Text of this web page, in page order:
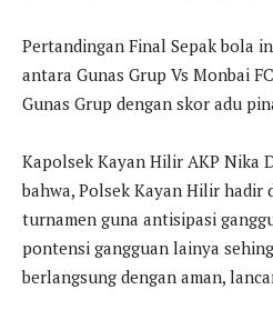
Pertandingan Final Sepak bola
antara Gunas Grup Vs Monbai
Gunas Grup dengan skor adu
Kapolsek Kayan Hilir AKP Nika
bahwa, Polsek Kayan Hilir hadir
turnamen guna antisipasi
pontensi gangguan lainya
berlangsung dengan aman,